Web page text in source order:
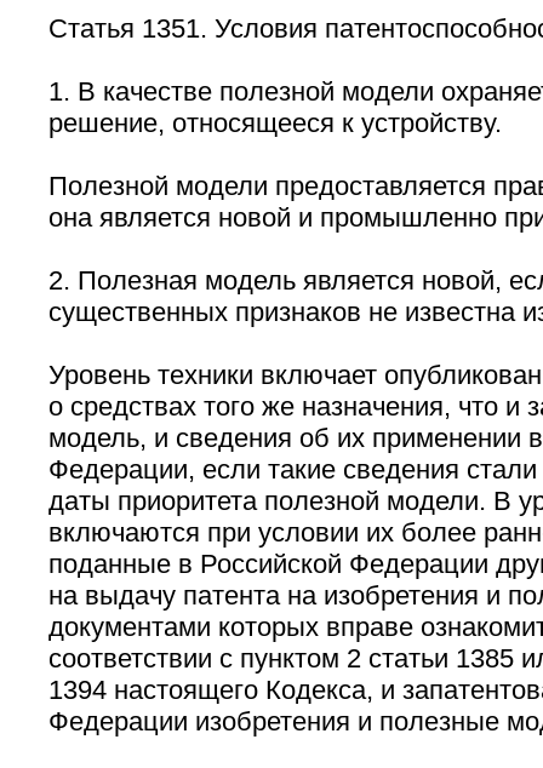
Статья 1351. Условия
1. В качестве полезной модели
решение, относящееся к устройству.
Полезной модели предоставляется
она является новой и промышленно
2. Полезная модель является новой,
существенных признаков не известна
Уровень техники включает
о средствах того же назначения, что и
модель, и сведения об их применении
Федерации, если такие сведения
даты приоритета полезной модели. В
включаются при условии их более
поданные в Российской Федерации
на выдачу патента на изобретения и
документами которых вправе
соответствии с пунктом 2 статьи 1385
1394 настоящего Кодекса, и
Федерации изобретения и полезные